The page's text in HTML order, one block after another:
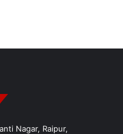
Nagar, Raipur,